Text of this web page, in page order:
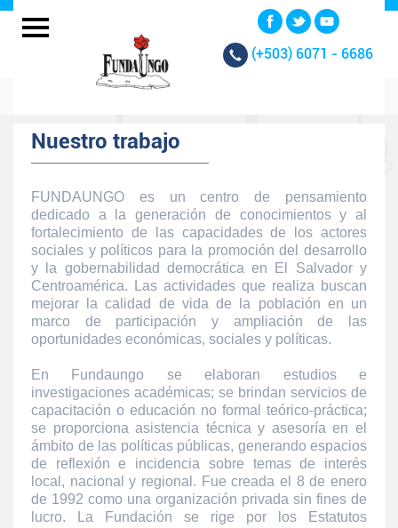
(+503) 6071 - 6686
Nuestro trabajo
FUNDAUNGO es un centro de pensamiento
dedicado a la generación de conocimientos y al
fortalecimiento de las capacidades de los actores
sociales y políticos para la promoción del desarrollo
y la gobernabilidad democrática en El Salvador y
Centroamérica. Las actividades que realiza buscan
mejorar la calidad de vida de la población en un
marco de participación y ampliación de las
oportunidades económicas, sociales y políticas.
En Fundaungo se elaboran estudios e
investigaciones académicas; se brindan servicios de
capacitación o educación no formal teórico-práctica;
se proporciona asistencia técnica y asesoría en el
ámbito de las políticas públicas, generando espacios
de reflexión e incidencia sobre temas de interés
local, nacional y regional. Fue creada el 8 de enero
de 1992 como una organización privada sin fines de
lucro. La Fundación se rige por los Estatutos